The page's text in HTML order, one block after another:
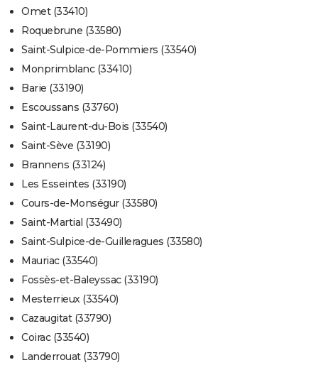
Omet (33410)
Roquebrune (33580)
Saint-Sulpice-de-Pommiers (33540)
Monprimblanc (33410)
Barie (33190)
Escoussans (33760)
Saint-Laurent-du-Bois (33540)
Saint-Sève (33190)
Brannens (33124)
Les Esseintes (33190)
Cours-de-Monségur (33580)
Saint-Martial (33490)
Saint-Sulpice-de-Guilleragues (33580)
Mauriac (33540)
Fossès-et-Baleyssac (33190)
Mesterrieux (33540)
Cazaugitat (33790)
Coirac (33540)
Landerrouat (33790)